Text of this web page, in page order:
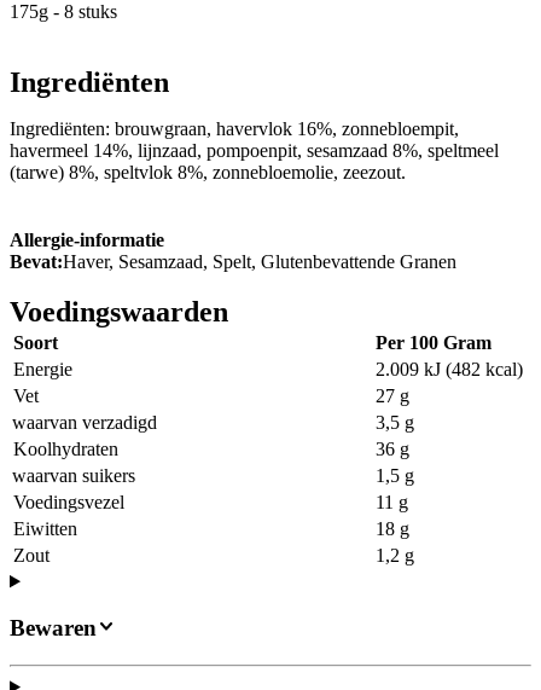
175g - 8 stuks
Ingrediënten
Ingrediënten: brouwgraan, havervlok 16%, zonnebloempit,
havermeel 14%, lijnzaad, pompoenpit, sesamzaad 8%, speltmeel
(tarwe) 8%, speltvlok 8%, zonnebloemolie, zeezout.
Allergie-informatie
Bevat:Haver, Sesamzaad, Spelt, Glutenbevattende Granen
Voedingswaarden
Soort
Per 100 Gram
Energie
2.009 kJ (482 kcal)
Vet
27 g
waarvan verzadigd
3,5 g
Koolhydraten
36 g
waarvan suikers
1,5 g
Voedingsvezel
11 g
Eiwitten
18 g
Zout
1,2 g
Bewaren